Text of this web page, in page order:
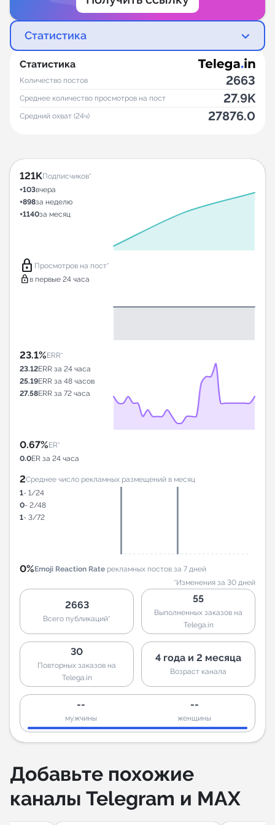
Статистика
Статистика
Количество постов 2663
Среднее количество просмотров на пост 27.9K
Средний охват (24ч) 27876.0
121KПодписчиков*
+103вчера
+898за неделю
+1140за месяц
lock Просмотров на пост*
lock в первые 24 часа
23.1%ERR*
23.12ERR за 24 часа
25.19ERR за 48 часов
27.58ERR за 72 часа
0.67%ER*
0.0ER за 24 часа
2Среднее число рекламных размещений в месяц
1- 1/24
0- 2/48
1- 3/72
0%Emoji Reaction Rate рекламных постов за 7 дней
*Изменения за 30 дней
2663
Всего публикаций*
55
Выполненных заказов на
Telega.in
30
Повторных заказов на
Telega.in
4 года и 2 месяца
Возраст канала
--
мужчины
--
женщины
Добавьте похожие
каналы Telegram и MAX